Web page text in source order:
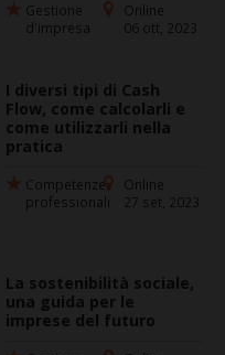
Gestione
d'impresa
Online
06 ott, 2023
I diversi tipi di Cash
Flow, come calcolarli e
come utilizzarli nella
pratica
Competenze
professionali
Online
27 set, 2023
La sostenibilità sociale,
una guida per le
imprese del futuro